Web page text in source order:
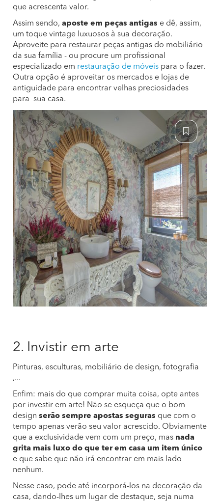
que acrescenta valor.
Assim sendo, aposte em peças antigas e dê, assim,
um toque vintage luxuosos à sua decoração.
Aproveite para restaurar peças antigas do mobiliário
da sua família - ou procure um profissional
especializado em restauração de móveis para o fazer.
Outra opção é aproveitar os mercados e lojas de
antiguidade para encontrar velhas preciosidades
para sua casa.
2. Invistir em arte
Pinturas, esculturas, mobiliário de design, fotografia
,...
Enfim: mais do que comprar muita coisa, opte antes
por investir em arte! Não se esqueça que o bom
design serão sempre apostas seguras que com o
tempo apenas verão seu valor acrescido. Obviamente
que a exclusividade vem com um preço, mas nada
grita mais luxo do que ter em casa um item único
e que sabe que não irá encontrar em mais lado
nenhum.
Nesse caso, pode até incorporá-los na decoração da
casa, dando-lhes um lugar de destaque, seja numa